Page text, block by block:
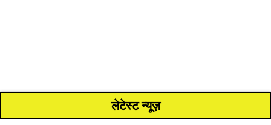
लेटेस्ट न्यूज़